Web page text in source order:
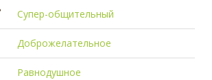
Супер-общительный
Доброжелательное
Равнодушное